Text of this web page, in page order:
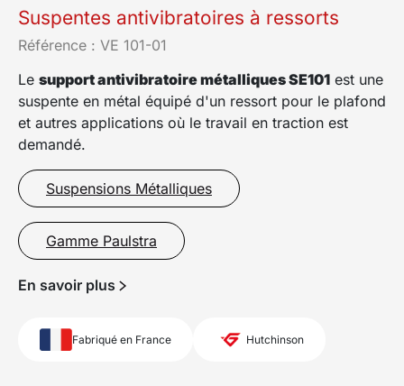
Suspentes antivibratoires à ressorts
Référence : VE 101-01
Le support antivibratoire métalliques SE101 est une
suspente en métal équipé d'un ressort pour le plafond
et autres applications où le travail en traction est
demandé.
Suspensions Métalliques
Gamme Paulstra
En savoir plus
Fabriqué en France Hutchinson